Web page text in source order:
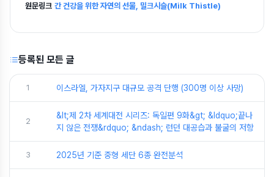
원문링크 간 건강을 위한 자연의 선물, 밀크시슬(Milk Thistle)
등록된 모든 글
1 이스라엘, 가자지구 대규모 공격 단행 (300명 이상 사망)
2
&lt;제 2차 세계대전 시리즈: 독일편 9화&gt; &ldquo;끝나
지 않은 전쟁&rdquo; &ndash; 런던 대공습과 불굴의 저항
3 2025년 기준 중형 세단 6종 완전분석